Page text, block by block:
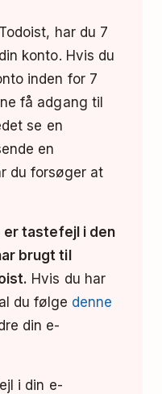
har du 7
konto. Hvis du
inden for 7
få adgang til
se en
en
du forsøger at
er tastefejl i den
brugt til
Hvis du har
du følge denne
din e-
i din e-